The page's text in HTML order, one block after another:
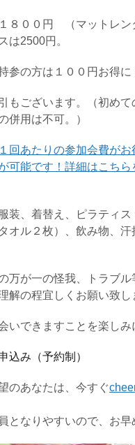
８００円 （マットレン
は2500円。
参の方は１００円お得
もございます。（初め
併用は不可。）
回あたりの参加会費が
可能です！詳細はこちら
装、着替え、ピラティ
オル２枚）、飲み物、
万が一の怪我、トラブ
解の程宜しくお願い致し
いできますことを楽しみ
込み（予約制）
のあなたは、今すぐ
となりやすいので、お早